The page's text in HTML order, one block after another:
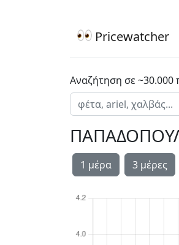
Pricewatcher
Αναζήτηση σε ~30.000
1 μέρα 3 μέρες